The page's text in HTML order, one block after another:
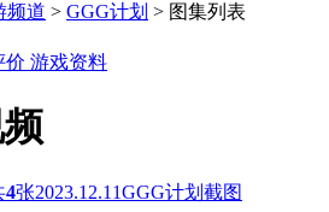
频道 > GGG计划 > 图集列表
价 游戏资料
4张2023.12.11GGG计划截图